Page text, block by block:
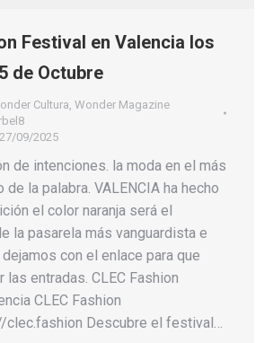
Festival en Valencia los
de Octubre
Cultura Wonder Magazine
27/09/2025
de intenciones. la moda en el más
la palabra. VALENCIA ha hecho
el color naranja será el
la pasarela más vanguardista e
con el enlace para que
las entradas. CLEC Fashion
CLEC Fashion
Descubre el festival…